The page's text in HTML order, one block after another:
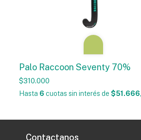
Palo Raccoon Seventy 70%
$310.000
Hasta 6 cuotas sin interés de
Contactanos